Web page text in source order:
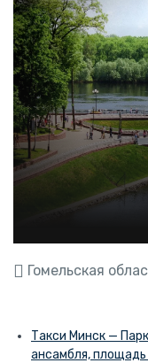
Гомельская
Такси Минск —
ансамбля, площадь